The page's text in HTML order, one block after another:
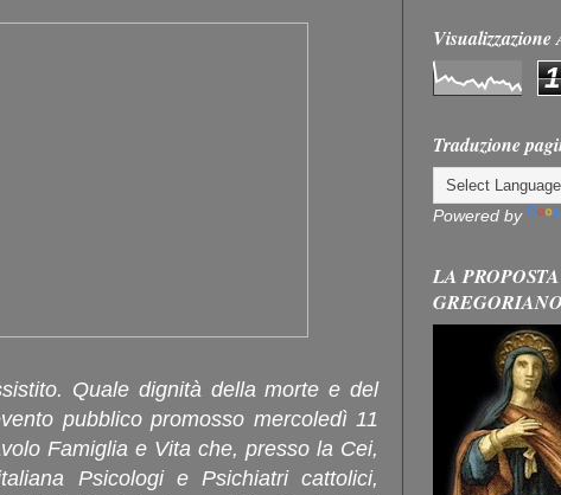
Quale dignità della morte e del
pubblico promosso mercoledì 11
Famiglia e Vita che, presso la Cei,
Psicologi e Psichiatri cattolici,
1
Traduzione
Powered by
LA